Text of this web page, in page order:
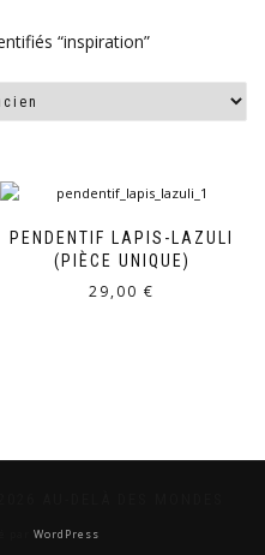
“inspiration”
PENDENTIF LAPIS-LAZULI
(PIÈCE UNIQUE)
29,00 €
WordPress